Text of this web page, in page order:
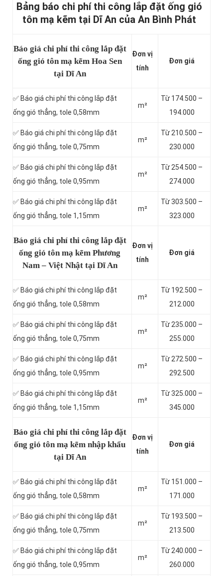
Bảng báo chi phí thi công lắp đặt ống gió
tôn mạ kẽm tại Dĩ An của An Bình Phát
Báo giá chi phí thi công lắp đặt
ống gió tôn mạ kẽm Hoa Sen
tại Dĩ An
Đơn vị
tính
Đơn giá
✅ Báo giá chi phí thi công lắp đặt
ống gió thẳng, tole 0,58mm
m²
Từ 174.500 –
194.000
✅ Báo giá chi phí thi công lắp đặt
ống gió thẳng, tole 0,75mm
m²
Từ 210.500 –
230.000
✅ Báo giá chi phí thi công lắp đặt
ống gió thẳng, tole 0,95mm
m²
Từ 254.500 –
274.000
✅ Báo giá chi phí thi công lắp đặt
ống gió thẳng, tole 1,15mm
m²
Từ 303.500 –
323.000
Báo giá chi phí thi công lắp đặt
ống gió tôn mạ kẽm Phương
Nam – Việt Nhật tại Dĩ An
Đơn vị
tính
Đơn giá
✅ Báo giá chi phí thi công lắp đặt
ống gió thẳng, tole 0,58mm
m²
Từ 192.500 –
212.000
✅ Báo giá chi phí thi công lắp đặt
ống gió thẳng, tole 0,75mm
m²
Từ 235.000 –
255.000
✅ Báo giá chi phí thi công lắp đặt
ống gió thẳng, tole 0,95mm
m²
Từ 272.500 –
292.500
✅ Báo giá chi phí thi công lắp đặt
ống gió thẳng, tole 1,15mm
m²
Từ 325.000 –
345.000
Báo giá chi phí thi công lắp đặt
ống gió tôn mạ kẽm nhập khẩu
tại Dĩ An
Đơn vị
tính
Đơn giá
✅ Báo giá chi phí thi công lắp đặt
ống gió thẳng, tole 0,58mm
m²
Từ 151.000 –
171.000
✅ Báo giá chi phí thi công lắp đặt
ống gió thẳng, tole 0,75mm
m²
Từ 193.500 –
213.500
✅ Báo giá chi phí thi công lắp đặt
ống gió thẳng, tole 0,95mm
m²
Từ 240.000 –
260.000